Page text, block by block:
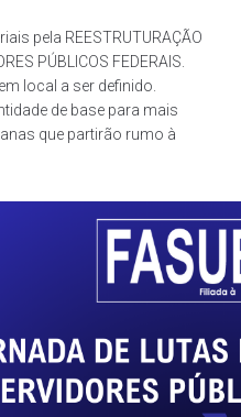
pela REESTRUTURAÇÃO
PÚBLICOS FEDERAIS.
local a ser definido.
de base para mais
que partirão rumo à